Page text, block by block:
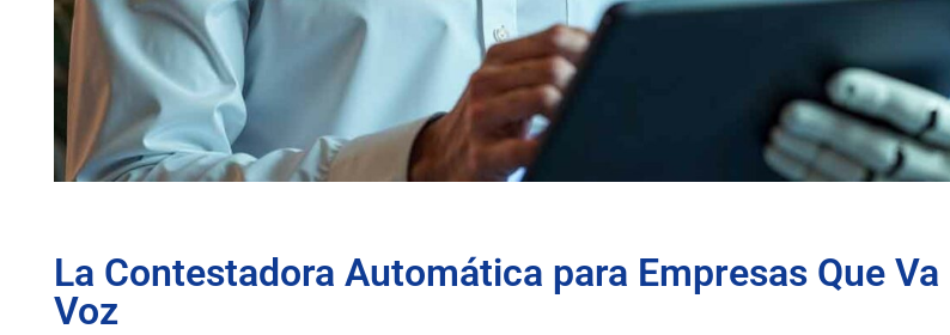
La Contestadora Automática para Empresas Que
Voz